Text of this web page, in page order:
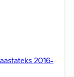
2016-